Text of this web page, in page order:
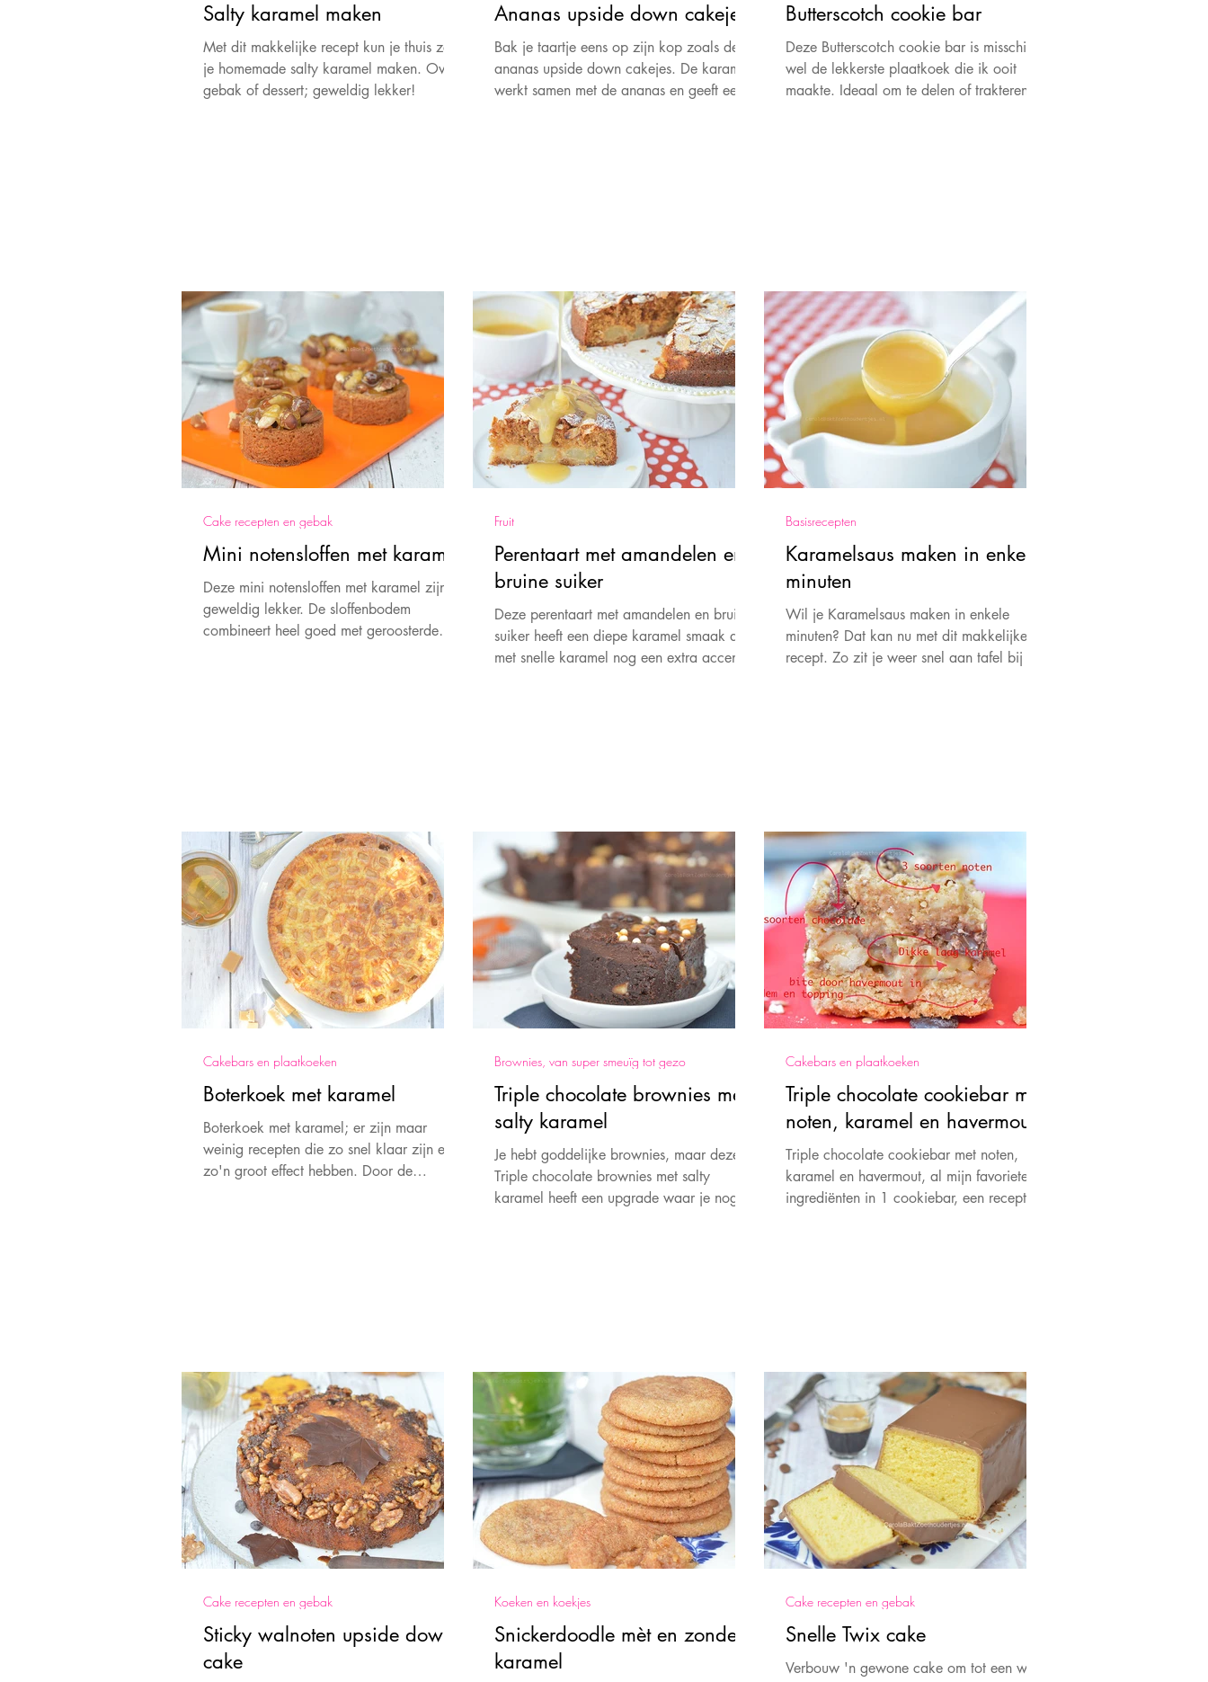
Salty karamel maken
Met dit makkelijke recept kun je thuis zelf
je homemade salty karamel maken. Over
gebak of dessert; geweldig lekker!
Ananas upside down cakejes
Bak je taartje eens op zijn kop zoals deze
ananas upside down cakejes. De karamel
werkt samen met de ananas en geeft een
Butterscotch cookie bar
Deze Butterscotch cookie bar is misschien
wel de lekkerste plaatkoek die ik ooit
maakte. Ideaal om te delen of trakteren.
Mini notensloffen met karamel
Deze mini notensloffen met karamel zijn
geweldig lekker. De sloffenbodem
combineert heel goed met geroosterde
Cake recepten en gebak
Perentaart met amandelen en
bruine suiker
Deze perentaart met amandelen en bruine
suiker heeft een diepe karamel smaak dat
met snelle karamel nog een extra accent
Fruit
Karamelsaus maken in enkele
minuten
Wil je Karamelsaus maken in enkele
minuten? Dat kan nu met dit makkelijke
recept. Zo zit je weer snel aan tafel bij je
Basisrecepten
Boterkoek met karamel
Boterkoek met karamel; er zijn maar
weinig recepten die zo snel klaar zijn en
zo'n groot effect hebben. Door de
Cakebars en plaatkoeken
Triple chocolate brownies met
salty karamel
Je hebt goddelijke brownies, maar deze
Triple chocolate brownies met salty
karamel heeft een upgrade waar je nog
Brownies, van super smeuïg tot gezo
Triple chocolate cookiebar met
noten, karamel en havermout
Triple chocolate cookiebar met noten,
karamel en havermout, al mijn favoriete
ingrediënten in 1 cookiebar, een recept
Cakebars en plaatkoeken
Sticky walnoten upside down
cake
Cake recepten en gebak
Snickerdoodle mèt en zonder
karamel
Koeken en koekjes
Snelle Twix cake
Verbouw 'n gewone cake om tot een ware
Cake recepten en gebak